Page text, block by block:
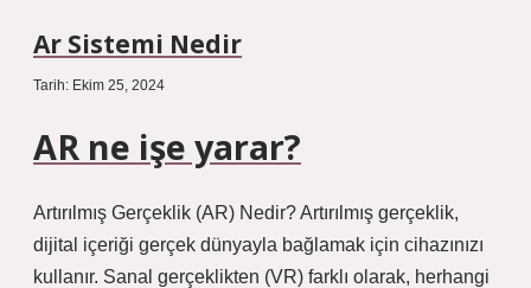
Ar Sistemi Nedir
Tarih: Ekim 25, 2024
AR ne işe yarar?
Artırılmış Gerçeklik (AR) Nedir? Artırılmış gerçeklik,
dijital içeriği gerçek dünyayla bağlamak için cihazınızı
kullanır. Sanal gerçeklikten (VR) farklı olarak, herhangi